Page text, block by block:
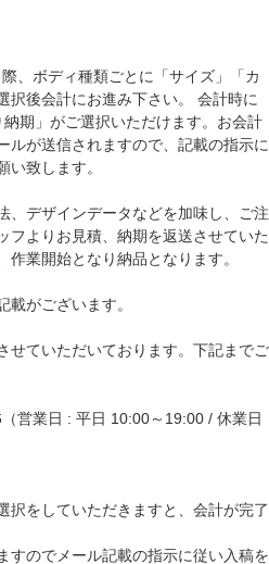
、ボディ種類ごとに「サイズ」「カ
択後会計にお進み下さい。 会計時に
納期」がご選択いただけます。お会計
ルが送信されますので、記載の指示に
い致します。
、デザインデータなどを加味し、ご注
フよりお見積、納期を返送させていた
業開始となり納品となります。
載がございます。
せていただいております。下記までご
営業日 : 平日 10:00～19:00 / 休業日
択をしていただきますと、会計が完了
すのでメール記載の指示に従い入稿を